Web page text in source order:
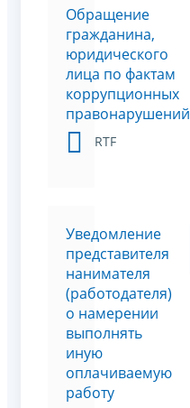
Обращение
гражданина,
юридического
лица по фактам
коррупционных
правонарушений
RTF
Уведомление
представителя
нанимателя
(работодателя)
о намерении
выполнять
иную
оплачиваемую
работу